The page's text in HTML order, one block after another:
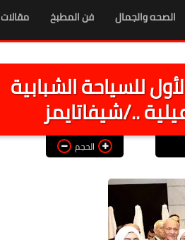
الصحه والجمال فن المطبخ مقالات
للسياحة الشبابية
../شيفاتايمز
الحجم